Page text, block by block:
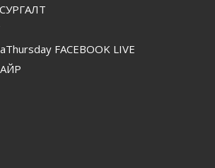
FACEBOOK LIVE